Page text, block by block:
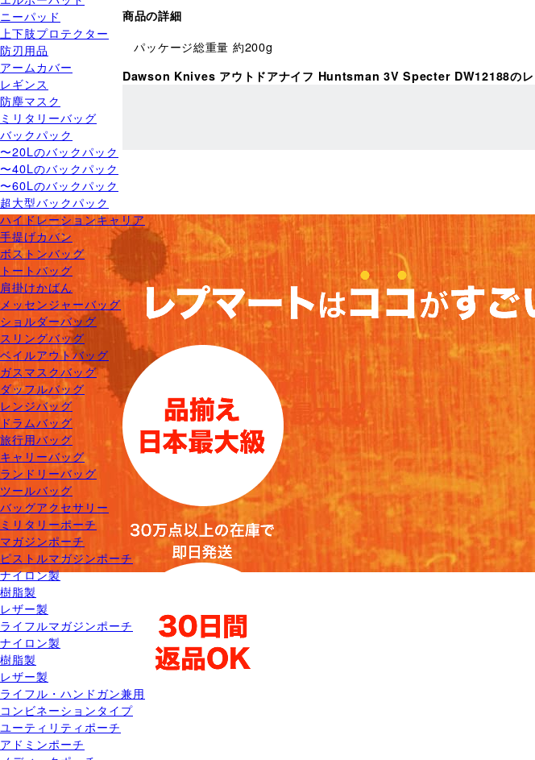
ニーパッド
上下肢プロテクター
防刃用品
アームカバー
レギンス
防塵マスク
ミリタリーバッグ
バックパック
〜20Lのバックパック
〜40Lのバックパック
〜60Lのバックパック
超大型バックパック
ハイドレーションキャリア
手提げカバン
ボストンバッグ
トートバッグ
肩掛けかばん
メッセンジャーバッグ
ショルダーバッグ
スリングバッグ
ベイルアウトバッグ
ガスマスクバッグ
ダッフルバッグ
レンジバッグ
ドラムバッグ
旅行用バッグ
キャリーバッグ
ランドリーバッグ
ツールバッグ
バッグアクセサリー
ミリタリーポーチ
マガジンポーチ
ピストルマガジンポーチ
ナイロン製
樹脂製
レザー製
ライフルマガジンポーチ
ナイロン製
樹脂製
レザー製
ライフル・ハンドガン兼用
コンビネーションタイプ
ユーティリティポーチ
アドミンポーチ
商品の詳細
パッケージ総重量 約200g
Dawson Knives アウトドアナイフ Huntsman 3V Specter DW12188のレ